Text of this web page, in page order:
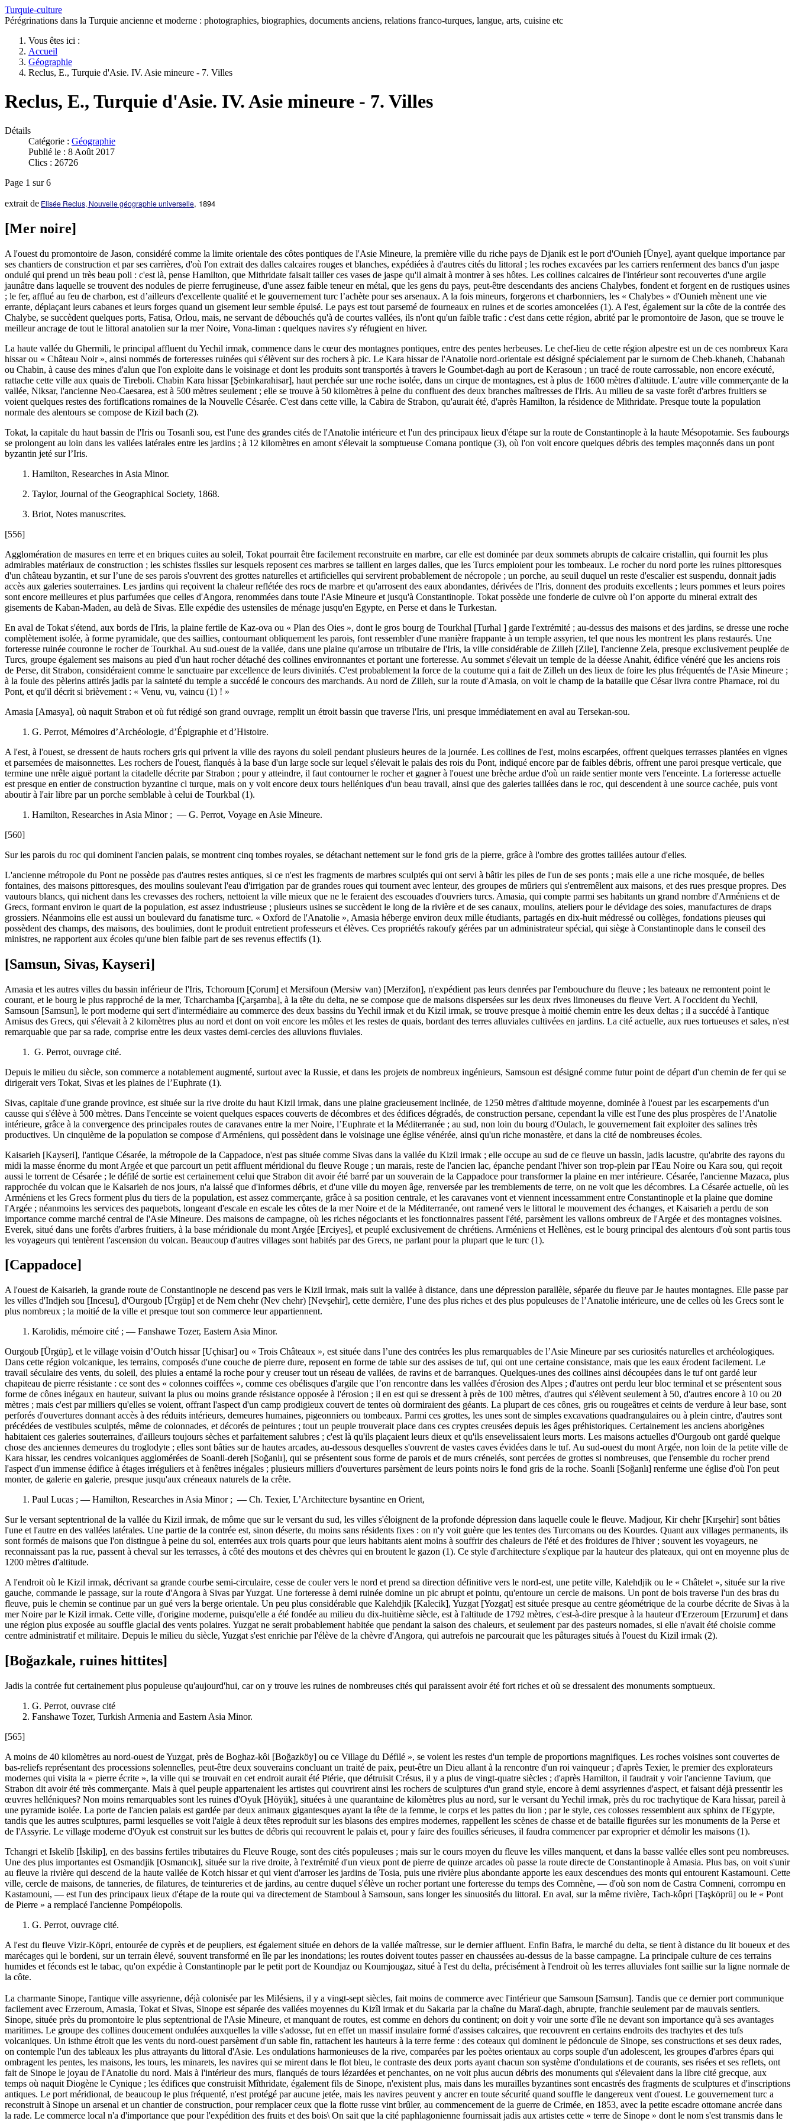
Turquie-culture
Pérégrinations dans la Turquie ancienne et moderne : photographies, biographies, documents anciens, relations franco-turques, langue, arts, cuisine etc
Vous êtes ici :
Accueil
Géographie
Reclus, E., Turquie d'Asie. IV. Asie mineure - 7. Villes
Reclus, E., Turquie d'Asie. IV. Asie mineure - 7. Villes
Détails
Catégorie : Géographie
Publié le : 8 Août 2017
Clics : 26726
Page 1 sur 6
extrait de Elisée Reclus, Nouvelle géographie universelle, 1894
[Mer noire]
A l'ouest du promontoire de Jason, considéré comme la limite orientale des côtes pontiques de l'Asie Mineure, la première ville du riche pays de Djanik est le port d'Ounieh [Ünye], ayant quelque importance par
ses chantiers de construction et par ses carrières, d'où l'on extrait des dalles calcaires rouges et blanches, expédiées à d'autres cités du littoral ; les roches excavées par les carriers renferment des bancs d'un jaspe
ondulé qui prend un très beau poli : c'est là, pense Hamilton, que Mithridate faisait tailler ces vases de jaspe qu'il aimait à montrer à ses hôtes. Les collines calcaires de l'intérieur sont recouvertes d'une argile
jaunâtre dans laquelle se trouvent des nodules de pierre ferrugineuse, d'une assez faible teneur en métal, que les gens du pays, peut-être descendants des anciens Chalybes, fondent et forgent en de rustiques usines
; le fer, afflué au feu de charbon, est d’ailleurs d'excellente qualité et le gouvernement turc l’achète pour ses arsenaux. A la fois mineurs, forgerons et charbonniers, les « Chalybes » d'Ounieh mènent une vie
errante, déplaçant leurs cabanes et leurs forges quand un gisement leur semble épuisé. Le pays est tout parsemé de fourneaux en ruines et de scories amoncelées (1). A l'est, également sur la côte de la contrée des
Chalybe, se succèdent quelques ports, Fatisa, Orlou, mais, ne servant de débouchés qu'à de courtes vallées, ils n'ont qu'un faible trafic : c'est dans cette région, abrité par le promontoire de Jason, que se trouve le
meilleur ancrage de tout le littoral anatolien sur la mer Noire, Vona-liman : quelques navires s'y réfugient en hiver.
La haute vallée du Ghermili, le principal affluent du Yechil irmak, commence dans le cœur des montagnes pontiques, entre des pentes herbeuses. Le chef-lieu de cette région alpestre est un de ces nombreux Kara
hissar ou « Château Noir », ainsi nommés de forteresses ruinées qui s'élèvent sur des rochers à pic. Le Kara hissar de l'Anatolie nord-orientale est désigné spécialement par le surnom de Cheb-khaneh, Chabanah
ou Chabin, à cause des mines d'alun que l'on exploite dans le voisinage et dont les produits sont transportés à travers le Goumbet-dagh au port de Kerasoun ; un tracé de route carrossable, non encore exécuté,
rattache cette ville aux quais de Tireboli. Chabin Kara hissar [Şebinkarahisar], haut perchée sur une roche isolée, dans un cirque de montagnes, est à plus de 1600 mètres d'altitude. L'autre ville commerçante de la
vallée, Niksar, l'ancienne Neo-Caesarea, est à 500 mètres seulement ; elle se trouve à 50 kilomètres à peine du confluent des deux branches maîtresses de l'Iris. Au milieu de sa vaste forêt d'arbres fruitiers se
voient quelques restes des fortiflcations romaines de la Nouvelle Césarée. C'est dans cette ville, la Cabira de Strabon, qu'aurait été, d'après Hamilton, la résidence de Mithridate. Presque toute la population
normale des alentours se compose de Kizil bach (2).
Tokat, la capitale du haut bassin de l'Iris ou Tosanli sou, est l'une des grandes cités de l'Anatolie intérieure et l'un des principaux lieux d'étape sur la route de Constantinople à la haute Mésopotamie. Ses faubourgs
se prolongent au loin dans les vallées latérales entre les jardins ; à 12 kilomètres en amont s'élevait la somptueuse Comana pontique (3), où l'on voit encore quelques débris des temples maçonnés dans un pont
byzantin jeté sur l’Iris.
1. Hamilton, Researches in Asia Minor.
2. Taylor, Journal of the Geographical Society, 1868.
3. Briot, Notes manuscrites.
[556]
Agglomération de masures en terre et en briques cuites au soleil, Tokat pourrait être facilement reconstruite en marbre, car elle est dominée par deux sommets abrupts de calcaire cristallin, qui fournit les plus
admirables matériaux de construction ; les schistes fissiles sur lesquels reposent ces marbres se taillent en larges dalles, que les Turcs emploient pour les tombeaux. Le rocher du nord porte les ruines pittoresques
d'un château byzantin, et sur l’une de ses parois s'ouvrent des grottes naturelles et artificielles qui servirent probablement de nécropole ; un porche, au seuil duquel un reste d'escalier est suspendu, donnait jadis
accès aux galeries souterraines. Les jardins qui reçoivent la chaleur reflétée des rocs de marbre et qu'arrosent des eaux abondantes, dérivées de l'Iris, donnent des produits excellents ; leurs pommes et leurs poires
sont encore meilleures et plus parfumées que celles d'Angora, renommées dans toute l'Asie Mineure et jusqu'à Constantinople. Tokat possède une fonderie de cuivre où l’on apporte du minerai extrait des
gisements de Kaban-Maden, au delà de Sivas. Elle expédie des ustensiles de ménage jusqu'en Egypte, en Perse et dans le Turkestan.
En aval de Tokat s'étend, aux bords de l'Iris, la plaine fertile de Kaz-ova ou « Plan des Oies », dont le gros bourg de Tourkhal [Turhal ] garde l'extrémité ; au-dessus des maisons et des jardins, se dresse une roche
complètement isolée, à forme pyramidale, que des saillies, contournant obliquement les parois, font ressembler d'une manière frappante à un temple assyrien, tel que nous les montrent les plans restaurés. Une
forteresse ruinée couronne le rocher de Tourkhal. Au sud-ouest de la vallée, dans une plaine qu'arrose un tributaire de l'Iris, la ville considérable de Zilleh [Zile], l'ancienne Zela, presque exclusivement peuplée de
Turcs, groupe également ses maisons au pied d'un haut rocher détaché des collines environnantes et portant une forteresse. Au sommet s'élevait un temple de la déesse Anahit, édifice vénéré que les anciens rois
de Perse, dit Strabon, considéraient comme le sanctuaire par excellence de leurs divinités. C'est probablement la force de la coutume qui a fait de Zilleh un des lieux de foire les plus fréquentés de l'Asie Mineure ;
à la foule des pèlerins attirés jadis par la sainteté du temple a succédé le concours des marchands. Au nord de Zilleh, sur la route d'Amasia, on voit le champ de la bataille que César livra contre Pharnace, roi du
Pont, et qu'il décrit si brièvement : « Venu, vu, vaincu (1) ! »
Amasia [Amasya], où naquit Strabon et où fut rédigé son grand ouvrage, remplit un étroit bassin que traverse l'Iris, uni presque immédiatement en aval au Tersekan-sou.
1. G. Perrot, Mémoires d’Archéologie, d’Épigraphie et d’Histoire.
A l'est, à l'ouest, se dressent de hauts rochers gris qui privent la ville des rayons du soleil pendant plusieurs heures de la journée. Les collines de l'est, moins escarpées, offrent quelques terrasses plantées en vignes
et parsemées de maisonnettes. Les rochers de l'ouest, flanqués à la base d'un large socle sur lequel s'élevait le palais des rois du Pont, indiqué encore par de faibles débris, offrent une paroi presque verticale, que
termine une nrêle aiguë portant la citadelle décrite par Strabon ; pour y atteindre, il faut contourner le rocher et gagner à l'ouest une brèche ardue d'où un raide sentier monte vers l'enceinte. La forteresse actuelle
est presque en entier de construction byzantine cl turque, mais on y voit encore deux tours helléniques d'un beau travail, ainsi que des galeries taillées dans le roc, qui descendent à une source cachée, puis vont
aboutir à l'air libre par un porche semblable à celui de Tourkbal (1).
1. Hamilton, Researches in Asia Minor ; — G. Perrot, Voyage en Asie Mineure.
[560]
Sur les parois du roc qui dominent l'ancien palais, se montrent cinq tombes royales, se détachant nettement sur le fond gris de la pierre, grâce à l'ombre des grottes taillées autour d'elles.
L'ancienne métropole du Pont ne possède pas d'autres restes antiques, si ce n'est les fragments de marbres sculptés qui ont servi à bâtir les piles de l'un de ses ponts ; mais elle a une riche mosquée, de belles
fontaines, des maisons pittoresques, des moulins soulevant l'eau d'irrigation par de grandes roues qui tournent avec lenteur, des groupes de mûriers qui s'entremêlent aux maisons, et des rues presque propres. Des
vautours blancs, qui nichent dans les crevasses des rochers, nettoient la ville mieux que ne le feraient des escouades d'ouvriers turcs. Amasia, qui compte parmi ses habitants un grand nombre d'Arméniens et de
Grecs, formant environ le quart de la population, est assez industrieuse ; plusieurs usines se succèdent le long de la rivière et de ses canaux, moulins, ateliers pour le dévidage des soies, manufactures de draps
grossiers. Néanmoins elle est aussi un boulevard du fanatisme turc. « Oxford de l'Anatolie », Amasia héberge environ deux mille étudiants, partagés en dix-huit médressé ou collèges, fondations pieuses qui
possèdent des champs, des maisons, des boulimies, dont le produit entretient professeurs et élèves. Ces propriétés rakoufy gérées par un administrateur spécial, qui siège à Constantinople dans le conseil des
ministres, ne rapportent aux écoles qu'une bien faible part de ses revenus effectifs (1).
[Samsun, Sivas, Kayseri]
Amasia et les autres villes du bassin inférieur de l'Iris, Tchoroum [Çorum] et Mersifoun (Mersiw van) [Merzifon], n'expédient pas leurs denrées par l'embouchure du fleuve ; les bateaux ne remontent point le
courant, et le bourg le plus rapproché de la mer, Tcharchamba [Çarşamba], à la tête du delta, ne se compose que de maisons dispersées sur les deux rives limoneuses du fleuve Vert. A l'occident du Yechil,
Samsoun [Samsun], le port moderne qui sert d'intermédiaire au commerce des deux bassins du Yechil irmak et du Kizil irmak, se trouve presque à moitié chemin entre les deux deltas ; il a succédé à l'antique
Amisus des Grecs, qui s'élevait à 2 kilomètres plus au nord et dont on voit encore les môles et les restes de quais, bordant des terres alluviales cultivées en jardins. La cité actuelle, aux rues tortueuses et sales, n'est
remarquable que par sa rade, comprise entre les deux vastes demi-cercles des alluvions fluviales.
1. G. Perrot, ouvrage cité.
Depuis le milieu du siècle, son commerce a notablement augmenté, surtout avec la Russie, et dans les projets de nombreux ingénieurs, Samsoun est désigné comme futur point de départ d'un chemin de fer qui se
dirigerait vers Tokat, Sivas et les plaines de l’Euphrate (1).
Sivas, capitale d'une grande province, est située sur la rive droite du haut Kizil irmak, dans une plaine gracieusement inclinée, de 1250 mètres d'altitude moyenne, dominée à l'ouest par les escarpements d'un
causse qui s'élève à 500 mètres. Dans l'enceinte se voient quelques espaces couverts de décombres et des édifices dégradés, de construction persane, cependant la ville est l'une des plus prospères de l’Anatolie
intérieure, grâce à la convergence des principales routes de caravanes entre la mer Noire, l’Euphrate et la Méditerranée ; au sud, non loin du bourg d'Oulach, le gouvernement fait exploiter des salines très
productives. Un cinquième de la population se compose d'Arméniens, qui possèdent dans le voisinage une église vénérée, ainsi qu'un riche monastère, et dans la cité de nombreuses écoles.
Kaisarieh [Kayseri], l'antique Césarée, la métropole de la Cappadoce, n'est pas située comme Sivas dans la vallée du Kizil irmak ; elle occupe au sud de ce fleuve un bassin, jadis lacustre, qu'abrite des rayons du
midi la masse énorme du mont Argée et que parcourt un petit affluent méridional du fleuve Rouge ; un marais, reste de l'ancien lac, épanche pendant l'hiver son trop-plein par l'Eau Noire ou Kara sou, qui reçoit
aussi le torrent de Césarée ; le défilé de sortie est certainement celui que Strabon dit avoir été barré par un souverain de la Cappadoce pour transformer la plaine en mer intérieure. Césarée, l'ancienne Mazaca, plus
rapprochée du volcan que le Kaisarieh de nos jours, n'a laissé que d'informes débris, et d'une ville du moyen âge, renversée par les tremblements de terre, on ne voit que les décombres. La Césarée actuelle, où les
Arméniens et les Grecs forment plus du tiers de la population, est assez commerçante, grâce à sa position centrale, et les caravanes vont et viennent incessamment entre Constantinople et la plaine que domine
l'Argée ; néanmoins les services des paquebots, longeant d'escale en escale les côtes de la mer Noire et de la Méditerranée, ont ramené vers le littoral le mouvement des échanges, et Kaisarieh a perdu de son
importance comme marché central de l'Asie Mineure. Des maisons de campagne, où les riches négociants et les fonctionnaires passent l'été, parsèment les vallons ombreux de l'Argée et des montagnes voisines.
Everek, situé dans une forêts d'arbres fruitiers, à la base méridionale du mont Argée [Erciyes], et peuplé exclusivement de chrétiens. Arméniens et Hellènes, est le bourg principal des alentours d'où sont partis tous
les voyageurs qui tentèrent l'ascension du volcan. Beaucoup d'autres villages sont habités par des Grecs, ne parlant pour la plupart que le turc (1).
[Cappadoce]
A l'ouest de Kaisarieh, la grande route de Constantinople ne descend pas vers le Kizil irmak, mais suit la vallée à distance, dans une dépression parallèle, séparée du fleuve par Je hautes montagnes. Elle passe par
les villes d'Indjeh sou [Incesu], d'Ourgoub [Ürgüp] et de Nem chehr (Nev chehr) [Nevşehir], cette dernière, l’une des plus riches et des plus populeuses de l’Anatolie intérieure, une de celles où les Grecs sont le
plus nombreux ; la moitié de la ville et presque tout son commerce leur appartiennent.
1. Karolidis, mémoire cité ; — Fanshawe Tozer, Eastern Asia Minor.
Ourgoub [Ürgüp], et le village voisin d’Outch hissar [Uçhisar] ou « Trois Châteaux », est située dans l’une des contrées les plus remarquables de l’Asie Mineure par ses curiosités naturelles et archéologiques.
Dans cette région volcanique, les terrains, composés d'une couche de pierre dure, reposent en forme de table sur des assises de tuf, qui ont une certaine consistance, mais que les eaux érodent facilement. Le
travail séculaire des vents, du soleil, des pluies a entamé la roche pour y creuser tout un réseau de vallées, de ravins et de barranques. Quelques-unes des collines ainsi découpées dans le tuf ont gardé leur
chapiteau de pierre résistante : ce sont des « colonnes coiffées », comme ces obélisques d'argile que l’on rencontre dans les vallées d'érosion des Alpes ; d'autres ont perdu leur bloc terminal et se présentent sous
forme de cônes inégaux en hauteur, suivant la plus ou moins grande résistance opposée à l'érosion ; il en est qui se dressent à près de 100 mètres, d'autres qui s'élèvent seulement à 50, d'autres encore à 10 ou 20
mètres ; mais c'est par milliers qu'elles se voient, offrant l'aspect d'un camp prodigieux couvert de tentes où dormiraient des géants. La plupart de ces cônes, gris ou rougeâtres et ceints de verdure à leur base, sont
perforés d'ouvertures donnant accès à des réduits intérieurs, demeures humaines, pigeonniers ou tombeaux. Parmi ces grottes, les unes sont de simples excavations quadrangulaires ou à plein cintre, d'autres sont
précédées de vestibules sculptés, même de colonnades, et décorés de peintures ; tout un peuple trouverait place dans ces cryptes creusées depuis les âges préhistoriques. Certainement les anciens aborigènes
habitaient ces galeries souterraines, d'ailleurs toujours sèches et parfaitement salubres ; c'est là qu'ils plaçaient leurs dieux et qu'ils ensevelissaient leurs morts. Les maisons actuelles d'Ourgoub ont gardé quelque
chose des anciennes demeures du troglodyte ; elles sont bâties sur de hautes arcades, au-dessous desquelles s'ouvrent de vastes caves évidées dans le tuf. Au sud-ouest du mont Argée, non loin de la petite ville de
Kara hissar, les cendres volcaniques agglomérées de Soanli-dereh [Soğanlı], qui se présentent sous forme de parois et de murs crénelés, sont percées de grottes si nombreuses, que l'ensemble du rocher prend
l'aspect d'un immense édifice à étages irréguliers et à fenêtres inégales ; plusieurs milliers d'ouvertures parsèment de leurs points noirs le fond gris de la roche. Soanli [Soğanlı] renferme une église d'où l'on peut
monter, de galerie en galerie, presque jusqu'aux créneaux naturels de la crête.
1. Paul Lucas ; — Hamilton, Researches in Asia Minor ; — Ch. Texier, L’Architecture bysantine en Orient,
Sur le versant septentrional de la vallée du Kizil irmak, de môme que sur le versant du sud, les villes s'éloignent de la profonde dépression dans laquelle coule le fleuve. Madjour, Kir chehr [Kırşehir] sont bâties
l'une et l'autre en des vallées latérales. Une partie de la contrée est, sinon déserte, du moins sans résidents fixes : on n'y voit guère que les tentes des Turcomans ou des Kourdes. Quant aux villages permanents, ils
sont formés de maisons que l'on distingue à peine du sol, enterrées aux trois quarts pour que leurs habitants aient moins à souffrir des chaleurs de l'été et des froidures de l'hiver ; souvent les voyageurs, ne
reconnaissant pas la rue, passent à cheval sur les terrasses, à côté des moutons et des chèvres qui en broutent le gazon (1). Ce style d'architecture s'explique par la hauteur des plateaux, qui ont en moyenne plus de
1200 mètres d'altitude.
A l'endroit où le Kizil irmak, décrivant sa grande courbe semi-circulaire, cesse de couler vers le nord et prend sa direction définitive vers le nord-est, une petite ville, Kalehdjik ou le « Châtelet », située sur la rive
gauche, commande le passage, sur la route d'Angora à Sivas par Yuzgat. Une forteresse à demi ruinée domine un pic abrupt et pointu, qu'entoure un cercle de maisons. Un pont de bois traverse l'un des bras du
fleuve, puis le chemin se continue par un gué vers la berge orientale. Un peu plus considérable que Kalehdjik [Kalecik], Yuzgat [Yozgat] est située presque au centre géométrique de la courbe décrite de Sivas à la
mer Noire par le Kizil irmak. Cette ville, d'origine moderne, puisqu'elle a été fondée au milieu du dix-huitième siècle, est à l'altitude de 1792 mètres, c'est-à-dire presque à la hauteur d'Erzeroum [Erzurum] et dans
une région plus exposée au souffle glacial des vents polaires. Yuzgat ne serait probablement habitée que pendant la saison des chaleurs, et seulement par des pasteurs nomades, si elle n'avait été choisie comme
centre administratif et militaire. Depuis le milieu du siècle, Yuzgat s'est enrichie par l'élève de la chèvre d'Angora, qui autrefois ne parcourait que les pâturages situés à l'ouest du Kizil irmak (2).
[Boğazkale, ruines hittites]
Jadis la contrée fut certainement plus populeuse qu'aujourd'hui, car on y trouve les ruines de nombreuses cités qui paraissent avoir été fort riches et où se dressaient des monuments somptueux.
1. G. Perrot, ouvrase cité
2. Fanshawe Tozer, Turkish Armenia and Eastern Asia Minor.
[565]
A moins de 40 kilomètres au nord-ouest de Yuzgat, près de Boghaz-kôi [Boğazköy] ou ce Village du Défilé », se voient les restes d'un temple de proportions magnifiques. Les roches voisines sont couvertes de
bas-reliefs représentant des processions solennelles, peut-être deux souverains concluant un traité de paix, peut-être un Dieu allant à la rencontre d'un roi vainqueur ; d'après Texier, le premier des explorateurs
modernes qui visita la « pierre écrite », la ville qui se trouvait en cet endroit aurait été Ptérie, que détruisit Crésus, il y a plus de vingt-quatre siècles ; d'après Hamilton, il faudrait y voir l'ancienne Tavium, que
Strabon dit avoir été très commerçante. Mais à quel peuple appartenaient les artistes qui couvrirent ainsi les rochers de sculptures d'un grand style, encore à demi assyriennes d'aspect, et faisant déjà pressentir les
œuvres helléniques? Non moins remarquables sont les ruines d'Oyuk [Höyük], situées à une quarantaine de kilomètres plus au nord, sur le versant du Yechil irmak, près du roc trachytique de Kara hissar, pareil à
une pyramide isolée. La porte de l'ancien palais est gardée par deux animaux gigantesques ayant la tête de la femme, le corps et les pattes du lion ; par le style, ces colosses ressemblent aux sphinx de l'Egypte,
tandis que les autres sculptures, parmi lesquelles se voit l'aigle à deux têtes reproduit sur les blasons des empires modernes, rappellent les scènes de chasse et de bataille figurées sur les monuments de la Perse et
de l'Assyrie. Le village moderne d'Oyuk est construit sur les buttes de débris qui recouvrent le palais et, pour y faire des fouilles sérieuses, il faudra commencer par exproprier et démolir les maisons (1).
Tchangri et Iskelib [İskilip], en des bassins fertiles tributaires du Fleuve Rouge, sont des cités populeuses ; mais sur le cours moyen du fleuve les villes manquent, et dans la basse vallée elles sont peu nombreuses.
Une des plus importantes est Osmandjik [Osmancık], située sur la rive droite, à l'extrémité d'un vieux pont de pierre de quinze arcades où passe la route directe de Constantinople à Amasia. Plus bas, on voit s'unir
au fleuve la rivière qui descend de la haute vallée de Kotch hissar et qui vient d'arroser les jardins de Tosia, puis une rivière plus abondante apporte les eaux descendues des monts qui entourent Kastamouni. Cette
ville, cercle de maisons, de tanneries, de filatures, de teintureries et de jardins, au centre duquel s'élève un rocher portant une forteresse du temps des Comnène, — d'où son nom de Castra Comneni, corrompu en
Kastamouni, — est l'un des principaux lieux d'étape de la route qui va directement de Stamboul à Samsoun, sans longer les sinuosités du littoral. En aval, sur la même rivière, Tach-kôpri [Taşköprü] ou le « Pont
de Pierre » a remplacé l'ancienne Pompéiopolis.
1. G. Perrot, ouvrage cité.
A l'est du fleuve Vizir-Köpri, entourée de cyprès et de peupliers, est également située en dehors de la vallée maîtresse, sur le dernier affluent. Enfin Bafra, le marché du delta, se tient à distance du lit boueux et des
marécages qui le bordeni, sur un terrain élevé, souvent transformé en île par les inondations; les routes doivent toutes passer en chaussées au-dessus de la basse campagne. La principale culture de ces terrains
humides et féconds est le tabac, qu'on expédie à Constantinople par le petit port de Koundjaz ou Koumjougaz, situé à l'est du delta, précisément à l'endroit où les terres alluviales font saillie sur la ligne normale de
la côte.
La charmante Sinope, l'antique ville assyrienne, déjà colonisée par les Milésiens, il y a vingt-sept siècles, fait moins de commerce avec l'intérieur que Samsoun [Samsun]. Tandis que ce dernier port communique
facilement avec Erzeroum, Amasia, Tokat et Sivas, Sinope est séparée des vallées moyennes du Kizîl irmak et du Sakaria par la chaîne du Maraï-dagh, abrupte, franchie seulement par de mauvais sentiers.
Sinope, située près du promontoire le plus septentrional de l'Asie Mineure, et manquant de routes, est comme en dehors du continent; on doit y voir une sorte d'île ne devant son importance qu'à ses avantages
maritimes. Le groupe des collines doucement ondulées auxquelles la ville s'adosse, fut en effet un massif insulaire formé d'assises calcaires, que recouvrent en certains endroits des trachytes et des tufs
volcaniques. Un isthme étroit que les vents du nord-ouest parsèment d'un sable fin, rattachent les hauteurs à la terre ferme : des coteaux qui dominent le pédoncule de Sinope, ses constructions et ses deux rades,
on contemple l'un des tableaux les plus attrayants du littoral d'Asie. Les ondulations harmonieuses de la rive, comparées par les poètes orientaux au corps souple d'un adolescent, les groupes d'arbres épars qui
ombragent les pentes, les maisons, les tours, les minarets, les navires qui se mirent dans le flot bleu, le contraste des deux ports ayant chacun son système d'ondulations et de courants, ses risées et ses reflets, ont
fait de Sinope le joyau de l'Anatolie du nord. Mais à l'intérieur des murs, flanqués de tours lézardées et penchantes, on ne voit plus aucun débris des monuments qui s'élevaient dans la libre cité grecque, aux
temps où naquit Diogène le Cynique ; les édifices que construisit Mîthridate, également fils de Sinope, n'existent plus, mais dans les murailles byzantines sont encastrés des fragments de sculptures et d'inscriptions
antiques. Le port méridional, de beaucoup le plus fréquenté, n'est protégé par aucune jetée, mais les navires peuvent y ancrer en toute sécurité quand souffle le dangereux vent d'ouest. Le gouvernement turc a
reconstruit à Sinope un arsenal et un chantier de construction, pour remplacer ceux que la flotte russe vint brûler, au commencement de la guerre de Crimée, en 1853, avec la petite escadre ottomane ancrée dans
la rade. Le commerce local n'a d'importance que pour l'expédition des fruits et des bois\ On sait que la cité paphlagonienne fournissait jadis aux artistes cette « terre de Sinope » dont le nom s'est transmis dans le